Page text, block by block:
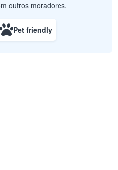
outros moradores.
Pet friendly